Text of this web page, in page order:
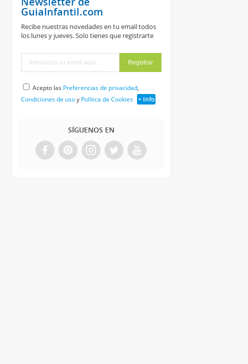
GuiaInfantil.com
Recibe nuestras novedades en tu email todos
los lunes y jueves. Solo tienes que registrarte
Acepto las Preferencias de privacidad,
Condiciones de usoy Política de Cookies + Info
SÍGUENOS EN